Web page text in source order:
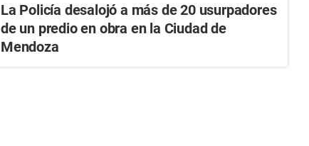
La Policía desalojó a más de 20 usurpadores
de un predio en obra en la Ciudad de
Mendoza